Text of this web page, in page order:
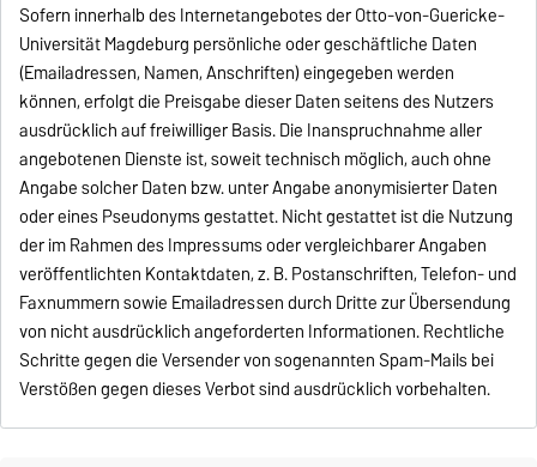
Sofern innerhalb des Internetangebotes der Otto-von-Guericke-
Universität Magdeburg persönliche oder geschäftliche Daten
(Emailadressen, Namen, Anschriften) eingegeben werden
können, erfolgt die Preisgabe dieser Daten seitens des Nutzers
ausdrücklich auf freiwilliger Basis. Die Inanspruchnahme aller
angebotenen Dienste ist, soweit technisch möglich, auch ohne
Angabe solcher Daten bzw. unter Angabe anonymisierter Daten
oder eines Pseudonyms gestattet. Nicht gestattet ist die Nutzung
der im Rahmen des Impressums oder vergleichbarer Angaben
veröffentlichten Kontaktdaten, z. B. Postanschriften, Telefon- und
Faxnummern sowie Emailadressen durch Dritte zur Übersendung
von nicht ausdrücklich angeforderten Informationen. Rechtliche
Schritte gegen die Versender von sogenannten Spam-Mails bei
Verstößen gegen dieses Verbot sind ausdrücklich vorbehalten.